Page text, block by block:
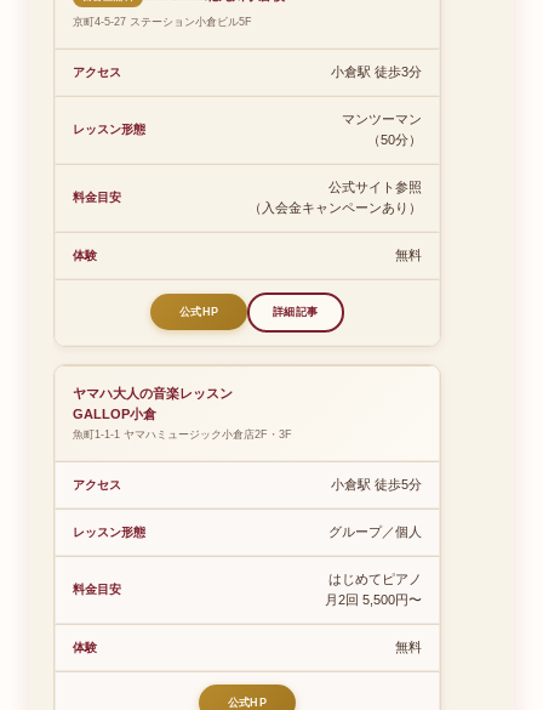
京町4-5-27 ステーション小倉ビル5F
小倉駅 徒歩3分
マンツーマン
（50分）
公式サイト参照
（入会金キャンペーンあり）
無料
公式HP 詳細記事
ヤマハ大人の音楽レッスン
GALLOP小倉
魚町1-1-1 ヤマハミュージック小倉店2F・3F
小倉駅 徒歩5分
グループ／個人
はじめてピアノ
月2回 5,500円〜
無料
公式HP